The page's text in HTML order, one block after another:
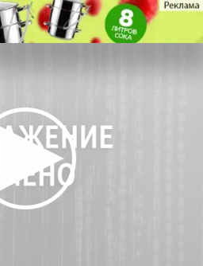
«Крылья» охраняли
милиционеров
милиционеров
новости
и курсы
Пензе